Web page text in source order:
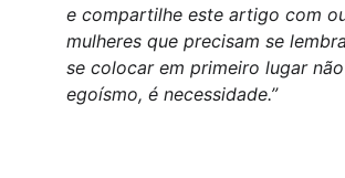
e compartilhe este artigo com
mulheres que precisam se
se colocar em primeiro lugar
egoísmo, é necessidade.”